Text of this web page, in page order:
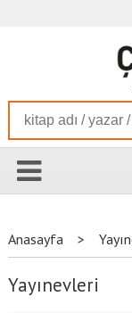
Anasayfa >
Yayınevleri